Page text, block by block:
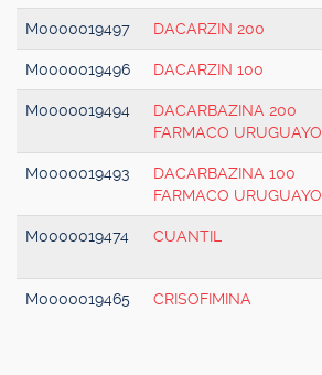
M0000019497 DACARZIN 200
M0000019496 DACARZIN 100
M0000019494
DACARBAZINA 200
FARMACO URUGUAYO
M0000019493
DACARBAZINA 100
FARMACO URUGUAYO
M0000019474 CUANTIL
M0000019465 CRISOFIMINA